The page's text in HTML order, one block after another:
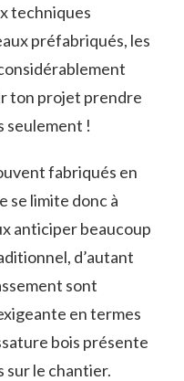
techniques
préfabriqués, les
ton projet prendre
seulement !
fabriqués en
se limite donc à
anticiper beaucoup
d’autant
sont
en termes
bois présente
sur le chantier.